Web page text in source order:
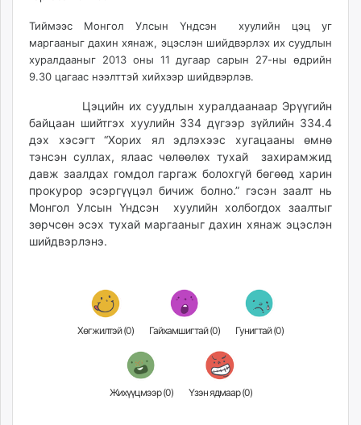
eagle.mn
ergelt.mn
today.mn
zuv.mn
mminfo.mn
ugluu.mn
urlag.mn
unen.mn
asu.mn
mglradio.com
Тиймээс Монгол Улсын Үндсэн хуулийн цэц уг
маргааныг дахин хянаж, эцэслэн шийдвэрлэх их суудлын
хуралдааныг 2013 оны 11 дугаар сарын 27-ны өдрийн
9.30 цагаас нээлттэй хийхээр шийдвэрлэв.
Цэцийн их суудлын хуралдаанаар Эрүүгийн
байцаан шийтгэх хуулийн 334 дүгээр зүйлийн 334.4
дэх хэсэгт “Хорих ял эдлэхээс хугацааны өмнө
тэнсэн суллах, ялаас чөлөөлөх тухай захирамжид
давж заалдах гомдол гаргаж болохгүй бөгөөд харин
прокурор эсэргүүцэл бичиж болно.” гэсэн заалт нь
Монгол Улсын Үндсэн хуулийн холбогдох заалтыг
зөрчсөн эсэх тухай маргааныг дахин хянаж эцэслэн
шийдвэрлэнэ.
Хөгжилтэй (0) Гайхамшигтай (0) Гунигтай (0)
Жихүүцмээр (0) Үзэн ядмаар (0)